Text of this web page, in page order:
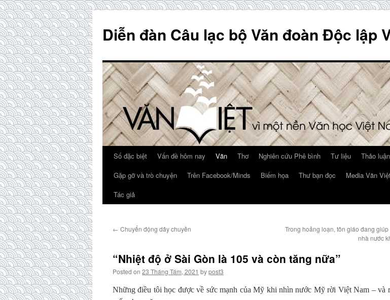
content
Diễn đàn Câu lạc bộ Văn đoàn Độc lập
Số đặc biệt Vấn đề hôm nay Văn Thơ Nghiên cứu Phê bình Tư liệu Thảo luận
Gặp gỡ và trò chuyện
Trên Facebook/Minds Biếm họa Thư bạn đọc Media Văn
Tác giả
← Chuyển động dây chuyền
Trong hoảng loạn, tôn giáo đang
nhà nước
“Nhiệt độ ở Sài Gòn là 105 và còn tăng nữa”
Posted on 23 Tháng Tám, 2021 bypost3
Những điều tôi học được về sức mạnh của Mỹ khi nhìn nước Mỹ rời Việt Nam – và